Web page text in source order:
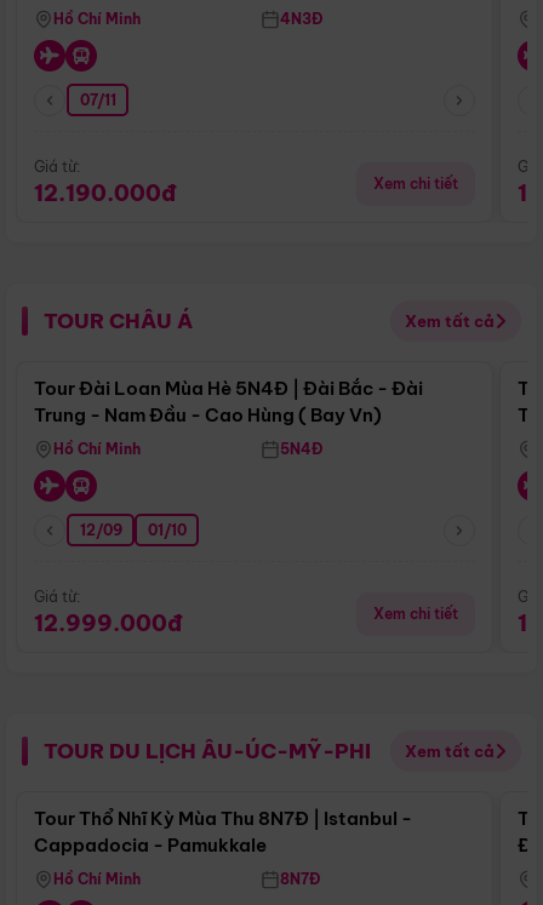
Hồ Chí Minh 4N3Đ
07/11
Giá từ:
12.190.000đ Xem chi tiết
TOUR CHÂU Á Xem tất cả
Điểm nổi bật
Tour Đài Loan Mùa Hè 5N4Đ | Đài Bắc - Đài
Trung - Nam Đầu - Cao Hùng ( Bay Vn)
Hồ Chí Minh 5N4Đ
12/09 01/10
Giá từ:
12.999.000đ Xem chi tiết
TOUR DU LỊCH ÂU-ÚC-MỸ-PHI Xem tất cả
Điểm nổi bật
Tour Thổ Nhĩ Kỳ Mùa Thu 8N7Đ | Istanbul -
Cappadocia - Pamukkale
Hồ Chí Minh 8N7Đ